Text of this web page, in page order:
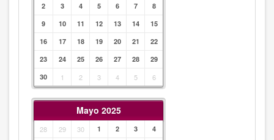
2
3 4 5 6 7
8
9
10 11 12 13 14
15
16
17 18 19 20 21
22
23
24 25 26 27 28
29
30
1 2 3 4 5 6
Mayo 2025
28 29 30 1 2 3 4